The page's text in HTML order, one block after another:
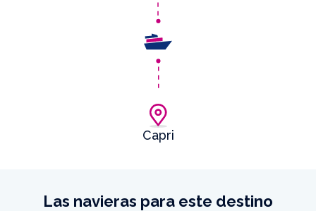
Capri
Las navieras para este destino